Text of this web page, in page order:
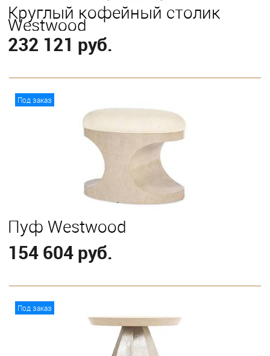
Круглый кофейный столик
Westwood
232 121 руб.
Под заказ
Пуф Westwood
154 604 руб.
Под заказ